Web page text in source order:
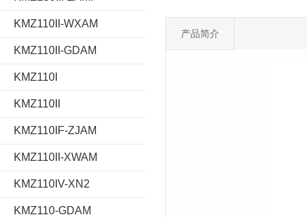
KMZ110II-WXAM
KMZ110II-GDAM
KMZ110I
KMZ110II
KMZ110IF-ZJAM
KMZ110II-XWAM
KMZ110IV-XN2
KMZ110-GDAM
产品简介